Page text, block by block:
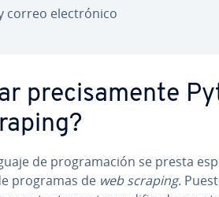
correo ele­c­tró­ni­co
pre­ci­sa­me­n­te
de pro­gra­ma­ción se presta
programas de web scraping.